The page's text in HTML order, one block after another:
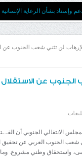
وإسناد بشأن الرعاية
لن تثني شعب الجنوب عن
عن الاستقلال
:فتاوى
القتل
الانتقالي الجنوبي أن
شعب الجنوب العربي عن تحقيق